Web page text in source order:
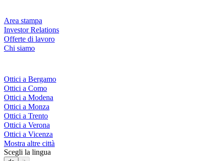
Area stampa
Investor Relations
Offerte di lavoro
Chi siamo
Ottici a Bergamo
Ottici a Como
Ottici a Modena
Ottici a Monza
Ottici a Trento
Ottici a Verona
Ottici a Vicenza
Mostra altre città
Scegli la lingua